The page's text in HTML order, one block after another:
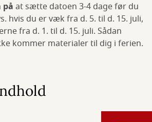
at sætte datoen 3-4 dage før du
hvis du er væk fra d. 5. til d. 15. juli,
fra d. 1. til d. 15. juli. Sådan
kommer materialer til dig i ferien.